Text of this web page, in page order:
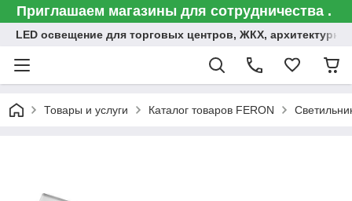
Приглашаем магазины для сотрудничества .
LED освещение для торговых центров, ЖКХ,
Товары и услуги Каталог товаров FERON